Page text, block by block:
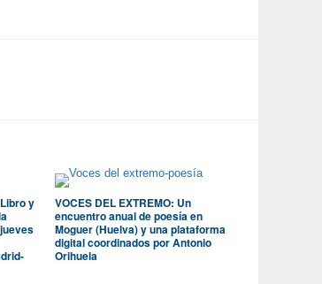
y
VOCES DEL EXTREMO: Un
encuentro anual de poesía en
Moguer (Huelva) y una plataforma
digital coordinados por Antonio
Orihuela